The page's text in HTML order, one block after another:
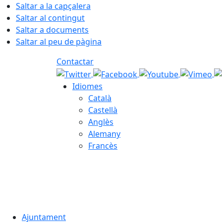
Saltar a la capçalera
Saltar al contingut
Saltar a documents
Saltar al peu de pàgina
Contactar
Idiomes
Català
Castellà
Anglès
Alemany
Francès
Ajuntament